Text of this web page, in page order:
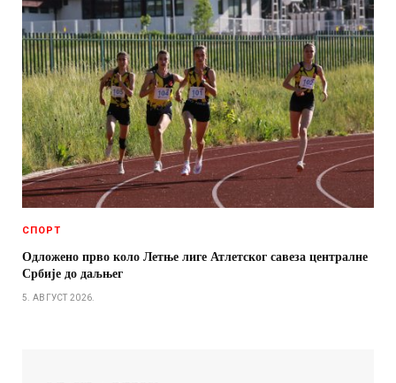
СПОРТ
Одложено прво коло Летње лиге Атлетског савеза централне
Србије до даљњег
5. АВГУСТ 2026.